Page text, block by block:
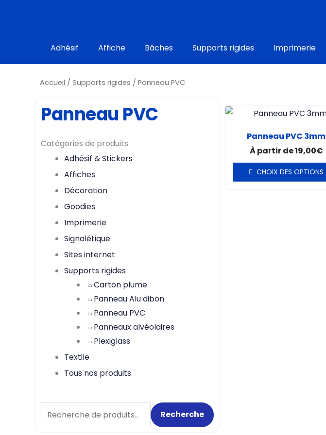
Adhésif Affiche Bâches Supports rigides Imprimerie
Accueil / Supports rigides / Panneau PVC
Panneau PVC
Catégories de produits
Adhésif & Stickers
Affiches
Décoration
Goodies
Imprimerie
Signalétique
Sites internet
Supports rigides
Carton plume
Panneau Alu dibon
Panneau PVC
Panneaux alvéolaires
Plexiglass
Textile
Tous nos produits
Recherche
Recherche
Panneau PVC 3mm
À partir de19,00€
CHOIX DES OPTIONS
Ce
a
plusieurs
variations.
Les